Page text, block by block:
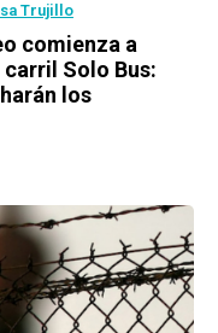
Trujillo
comienza a
Solo Bus:
los